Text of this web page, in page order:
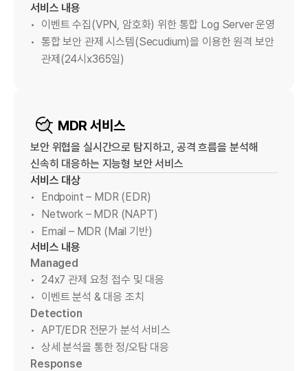
서비스 내용
이벤트 수집(VPN, 암호화) 위한 통합 Log Server 운영
통합 보안 관제 시스템(Secudium)을 이용한 원격 보안
관제(24시x365일)
MDR 서비스
보안 위협을 실시간으로 탐지하고, 공격 흐름을 분석해
신속히 대응하는 지능형 보안 서비스
서비스 대상
Endpoint – MDR (EDR)
Network – MDR (NAPT)
Email – MDR (Mail 기반)
서비스 내용
Managed
24x7 관제 요청 접수 및 대응
이벤트 분석 & 대응 조치
Detection
APT/EDR 전문가 분석 서비스
상세 분석을 통한 정/오탐 대응
Response